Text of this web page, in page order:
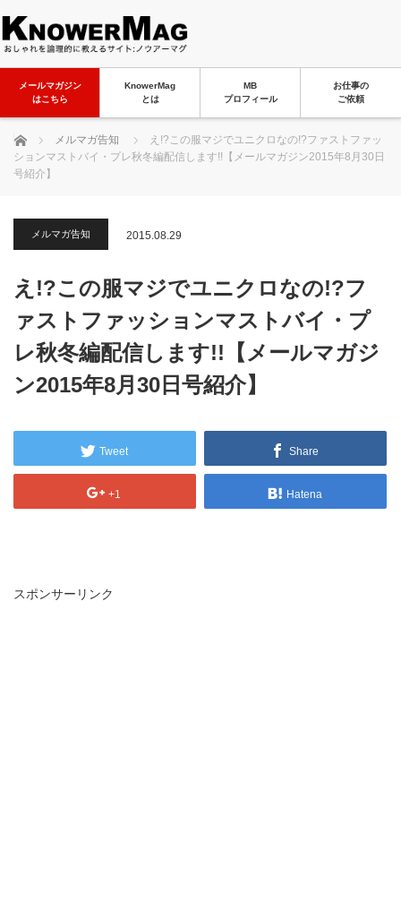
メールマガジン
はこちら
KnowerMag
とは
MB
プロフィール
お仕事の
ご依頼
ホーム メルマガ告知
え!?この服マジでユニクロなの!?ファストファッ
ションマストバイ・プレ秋冬編配信します!!【メールマガジン2015年8月30日
号紹介】
メルマガ告知 2015.08.29
え!?この服マジでユニクロなの!?フ
ァストファッションマストバイ・プ
レ秋冬編配信します!!【メールマガジ
ン2015年8月30日号紹介】
Tweet Share
+1 Hatena
スポンサーリンク